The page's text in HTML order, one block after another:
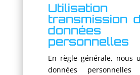
transmission
données
personnelles
En règle générale, nous
données